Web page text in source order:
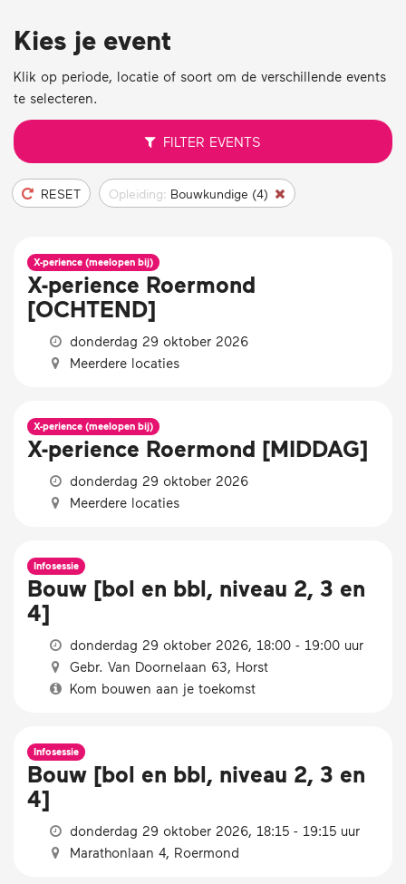
Kies je event
Klik op periode, locatie of soort om de verschillende events
te selecteren.
FILTER EVENTS
RESET Opleiding: Bouwkundige (4)
X-perience (meelopen bij)
X-perience Roermond
[OCHTEND]
donderdag 29 oktober 2026
Meerdere locaties
X-perience (meelopen bij)
X-perience Roermond [MIDDAG]
donderdag 29 oktober 2026
Meerdere locaties
Infosessie
Bouw [bol en bbl, niveau 2, 3 en
4]
donderdag 29 oktober 2026, 18:00 - 19:00 uur
Gebr. Van Doornelaan 63, Horst
Kom bouwen aan je toekomst
Infosessie
Bouw [bol en bbl, niveau 2, 3 en
4]
donderdag 29 oktober 2026, 18:15 - 19:15 uur
Marathonlaan 4, Roermond